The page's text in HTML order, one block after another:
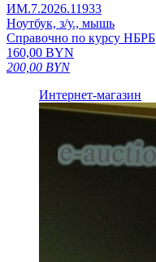
ИМ.7.2026.11933
Ноутбук, з/у., мышь
Справочно по курсу НБРБ
160,00 BYN
200,00 BYN
Интернет-магазин